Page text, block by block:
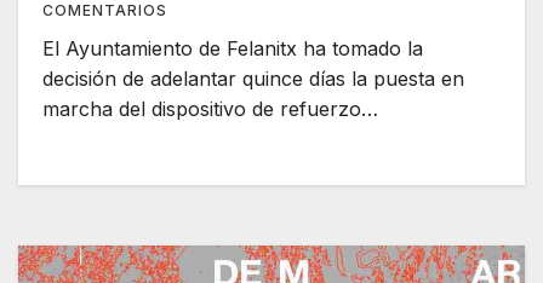
COMENTARIOS
El Ayuntamiento de Felanitx ha tomado la
decisión de adelantar quince días la puesta en
marcha del dispositivo de refuerzo…